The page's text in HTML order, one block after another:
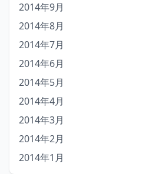
2014年9月
2014年8月
2014年7月
2014年6月
2014年5月
2014年4月
2014年3月
2014年2月
2014年1月